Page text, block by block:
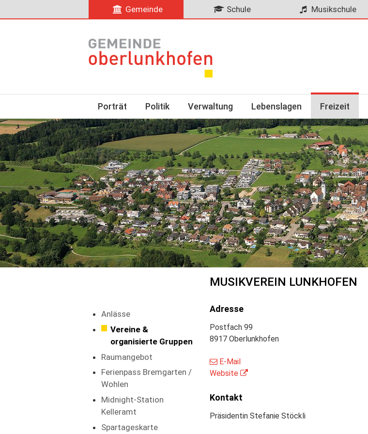
Gemeinde Schule Musikschule
Porträt Politik Verwaltung Lebenslagen Freizeit
Anlässe
Vereine &
organisierte Gruppen
Raumangebot
Ferienpass Bremgarten /
Wohlen
Midnight-Station
Kelleramt
Spartageskarte
MUSIKVEREIN LUNKHOFEN
Adresse
Postfach 99
8917 Oberlunkhofen
E-Mail
Website
Kontakt
Präsidentin Stefanie Stöckli